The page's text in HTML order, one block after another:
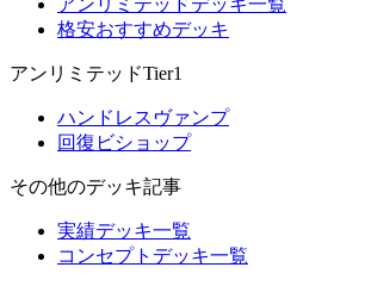
アンリミテッドデッキ一覧
格安おすすめデッキ
アンリミテッドTier1
ハンドレスヴァンプ
回復ビショップ
その他のデッキ記事
実績デッキ一覧
コンセプトデッキ一覧